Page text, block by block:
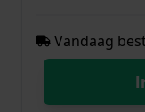
Vandaag